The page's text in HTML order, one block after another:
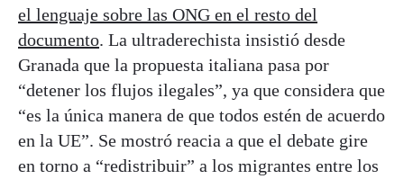
el lenguaje sobre las ONG en el resto del
documento. La ultraderechista insistió desde
Granada que la propuesta italiana pasa por
“detener los flujos ilegales”, ya que considera que
“es la única manera de que todos estén de acuerdo
en la UE”. Se mostró reacia a que el debate gire
en torno a “redistribuir” a los migrantes entre los